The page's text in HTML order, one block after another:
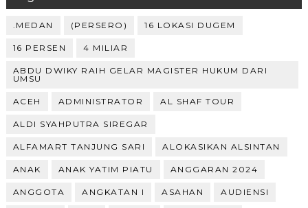
.MEDAN (PERSERO) 16 LOKASI DUGEM
16 PERSEN 4 MILIAR
ABDU DWIKY RAIH GELAR MAGISTER HUKUM DARI
UMSU
ACEH ADMINISTRATOR AL SHAF TOUR
ALDI SYAHPUTRA SIREGAR
ALFAMART TANJUNG SARI ALOKASIKAN ALSINTAN
ANAK ANAK YATIM PIATU ANGGARAN 2024
ANGGOTA ANGKATAN I ASAHAN AUDIENSI